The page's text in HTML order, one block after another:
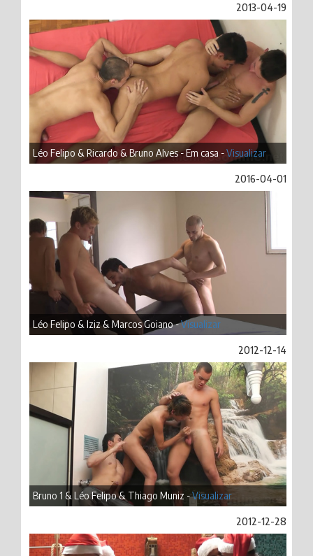
2013-04-19
Léo Felipo & Ricardo & Bruno Alves - Em casa -Visualizar
2016-04-01
Léo Felipo & Iziz & Marcos Goiano -Visualizar
2012-12-14
Bruno 1 & Léo Felipo & Thiago Muniz -Visualizar
2012-12-28